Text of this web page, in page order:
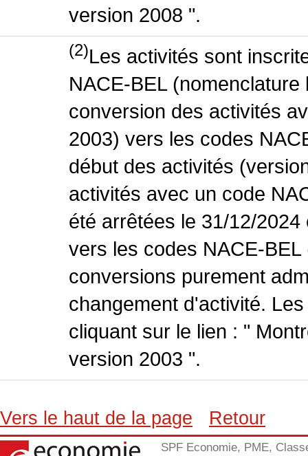
version 2008 ".
(2)Les activités sont
NACE-BEL
conversion des activités
2003) vers les codes
début des activités
activités avec un code
été arrêtées le 31/12/
vers les codes NACE-
conversions purement
changement d'activité.
cliquant sur le lien : "
version 2003 ".
Vers le haut de la page Retour
SPF Economie, PME,